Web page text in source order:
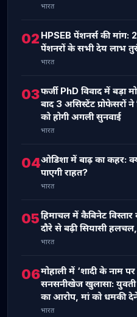
भारत
02 HPSEB पेंशनर्स की मांग:
पेंशनरों के सभी देय लाभ
भारत
03फर्जी PhD विवाद में बड़ा
बाद 3 असिस्टेंट प्रोफेसरों
को होगी अगली सुनवाई
भारत
04ओडिशा में बाढ़ का कहर:
पाएगी राहत?
भारत
05हिमाचल में कैबिनेट
दौरे से बढ़ी सियासी
भारत
06मोहाली में ‘शादी के नाम
सनसनीखेज खुलासा: युवती
का आरोप, मां को धमकी
भारत